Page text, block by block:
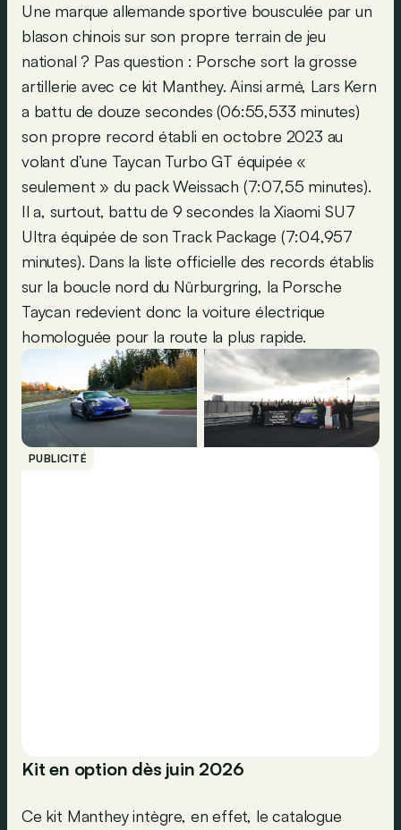
Une marque allemande sportive bousculée par un
blason chinois sur son propre terrain de jeu
national ? Pas question : Porsche sort la grosse
artillerie avec ce kit Manthey. Ainsi armé, Lars Kern
a battu de douze secondes (06:55,533 minutes)
son propre record établi en octobre 2023 au
volant d’une Taycan Turbo GT équipée «
seulement » du pack Weissach (7:07,55 minutes).
Il a, surtout, battu de 9 secondes la Xiaomi SU7
Ultra équipée de son Track Package (7:04,957
minutes). Dans la liste officielle des records établis
sur la boucle nord du Nürburgring, la Porsche
Taycan redevient donc la voiture électrique
homologuée pour la route la plus rapide.
PUBLICITÉ
Kit en option dès juin 2026
Ce kit Manthey intègre, en effet, le catalogue